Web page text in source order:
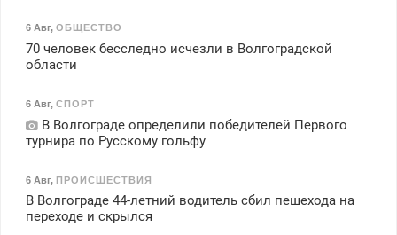
6 Авг, ОБЩЕСТВО
70 человек бесследно исчезли в Волгоградской
области
6 Авг, СПОРТ
В Волгограде определили победителей Первого
турнира по Русскому гольфу
6 Авг, ПРОИСШЕСТВИЯ
В Волгограде 44-летний водитель сбил пешехода на
переходе и скрылся